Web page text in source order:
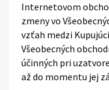
Internetovom
zmeny vo
vzťah medzi
Všeobecných
účinných pri
až do momentu jej